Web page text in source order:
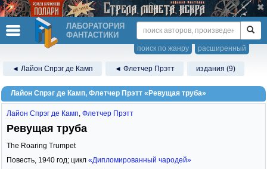
ЛАБОРАТОРИЯ
ФАНТАСТИКИ
расширенный
поиск по жанру
◄ Лайон Спрэг де Камп ◄ Флетчер Прэтт издания (9)
Лайон Спрэг де Камп, Флетчер Прэтт «Ревущая труба»
Лайон Спрэг де Камп, Флетчер Прэтт
Ревущая труба
The Roaring Trumpet
Повесть, 1940 год; цикл «Дипломированный чародей»